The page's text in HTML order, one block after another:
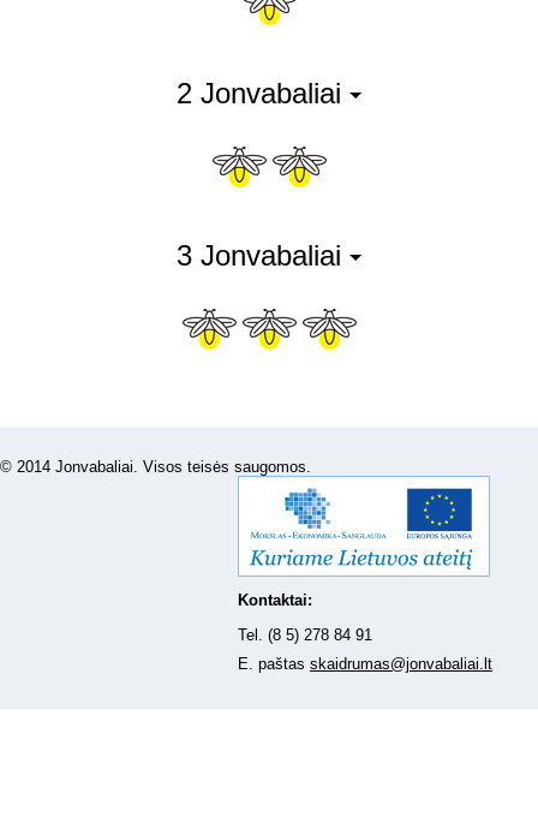
2 Jonvabaliai
3 Jonvabaliai
© 2014 Jonvabaliai. Visos teisės saugomos.
Kontaktai:
Tel. (8 5) 278 84 91
E. paštas skaidrumas@jonvabaliai.lt